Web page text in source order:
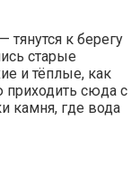
— тянутся к берегу
старые
и тёплые, как
сюда с
камня, где вода